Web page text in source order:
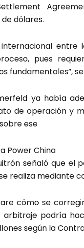
dólares.
entre
pues
fundamentales”,
ya había
de operación y
ese
Power China
señaló que el
realiza mediante
cómo se
podría
según la